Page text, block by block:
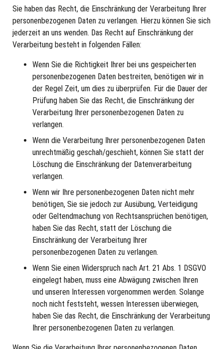
Sie haben das Recht, die Einschränkung der Verarbeitung Ihrer
personenbezogenen Daten zu verlangen. Hierzu können Sie sich
jederzeit an uns wenden. Das Recht auf Einschränkung der
Verarbeitung besteht in folgenden Fällen:
Wenn Sie die Richtigkeit Ihrer bei uns gespeicherten
personenbezogenen Daten bestreiten, benötigen wir in
der Regel Zeit, um dies zu überprüfen. Für die Dauer der
Prüfung haben Sie das Recht, die Einschränkung der
Verarbeitung Ihrer personenbezogenen Daten zu
verlangen.
Wenn die Verarbeitung Ihrer personenbezogenen Daten
unrechtmäßig geschah/geschieht, können Sie statt der
Löschung die Einschränkung der Datenverarbeitung
verlangen.
Wenn wir Ihre personenbezogenen Daten nicht mehr
benötigen, Sie sie jedoch zur Ausübung, Verteidigung
oder Geltendmachung von Rechtsansprüchen benötigen,
haben Sie das Recht, statt der Löschung die
Einschränkung der Verarbeitung Ihrer
personenbezogenen Daten zu verlangen.
Wenn Sie einen Widerspruch nach Art. 21 Abs. 1 DSGVO
eingelegt haben, muss eine Abwägung zwischen Ihren
und unseren Interessen vorgenommen werden. Solange
noch nicht feststeht, wessen Interessen überwiegen,
haben Sie das Recht, die Einschränkung der Verarbeitung
Ihrer personenbezogenen Daten zu verlangen.